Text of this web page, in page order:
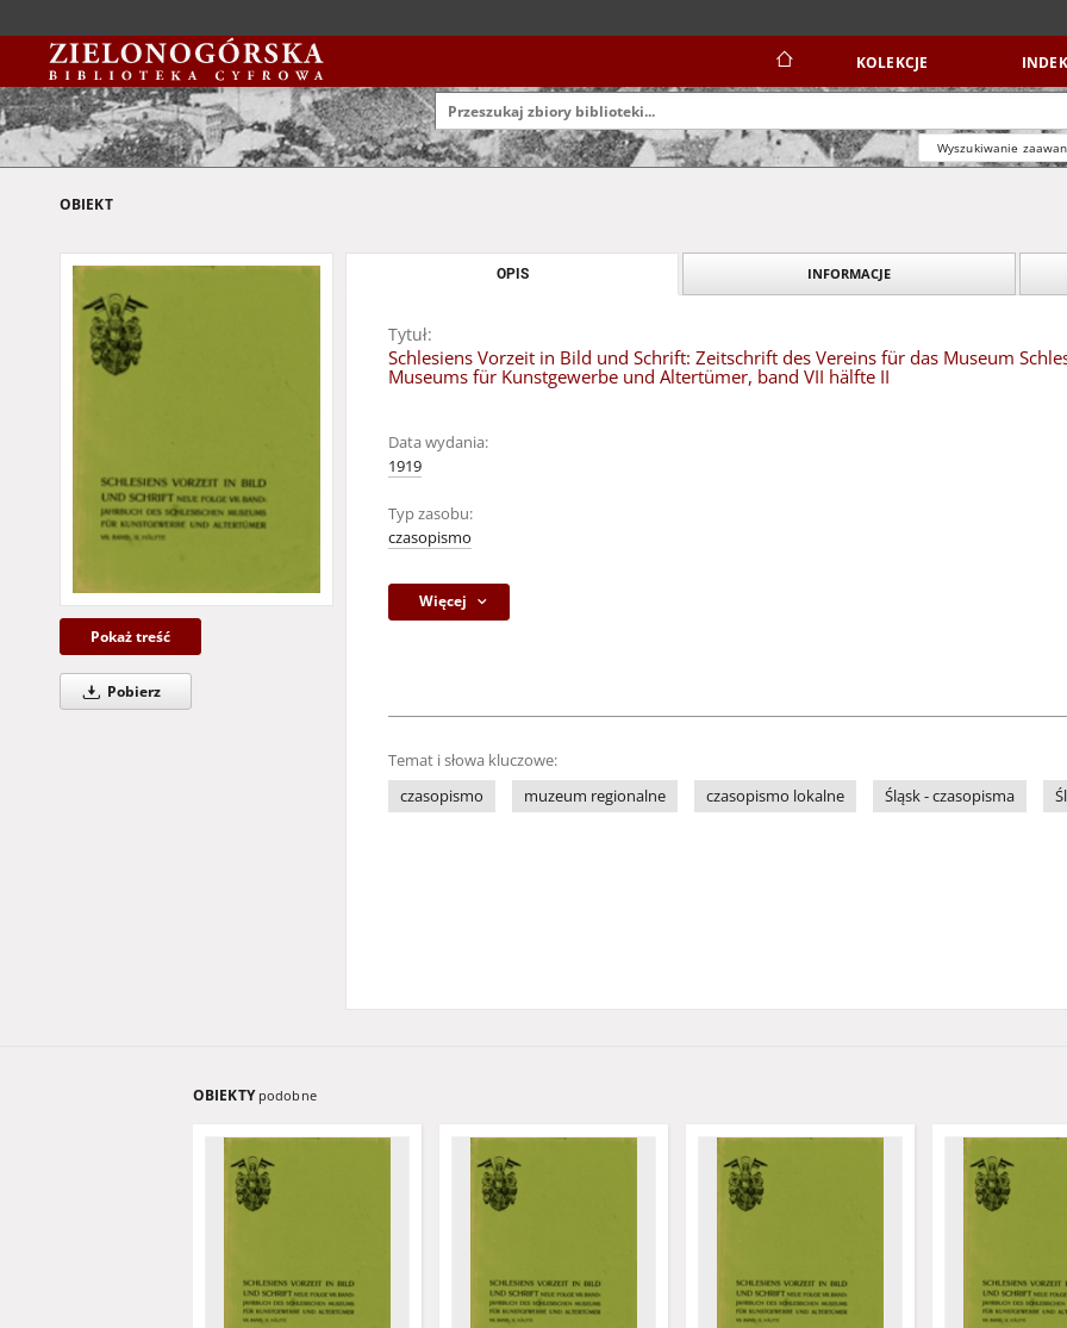
KOLEKCJE
Wyszukiwanie
OBIEKT
Pokaż treść
Pobierz
OPIS INFORMACJE
Tytuł:
Schlesiens Vorzeit in Bild und Schrift: Zeitschrift des Vereins für das Museum
Museums für Kunstgewerbe und Altertümer, band VII hälfte II
Data wydania:
1919
Typ zasobu:
czasopismo
Więcej
Temat i słowa kluczowe:
czasopismo
muzeum regionalne czasopismo lokalne Śląsk - czasopisma
OBIEKTY podobne